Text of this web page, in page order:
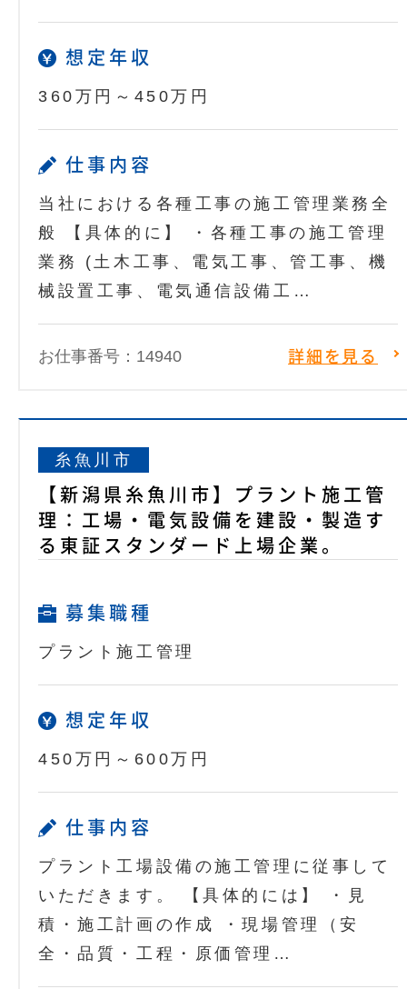
想定年収
360万円～450万円
仕事内容
当社における各種工事の施工管理業務全
般 【具体的に】 ・各種工事の施工管理
業務 (土木工事、電気工事、管工事、機
械設置工事、電気通信設備工…
お仕事番号：14940 詳細を見る
糸魚川市
【新潟県糸魚川市】プラント施工管
理：工場・電気設備を建設・製造す
る東証スタンダード上場企業。
募集職種
プラント施工管理
想定年収
450万円～600万円
仕事内容
プラント工場設備の施工管理に従事して
いただきます。 【具体的には】 ・見
積・施工計画の作成 ・現場管理（安
全・品質・工程・原価管理…